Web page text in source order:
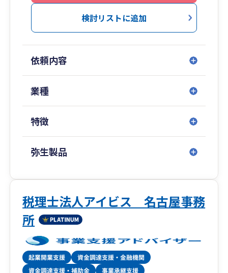
検討リストに追加
依頼内容
業種
特徴
弥生製品
税理士法人アイビス 名古屋事務
所